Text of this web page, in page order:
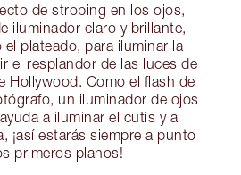
de strobing en los ojos,
iluminador claro y brillante,
el plateado, para iluminar la
el resplandor de las luces de
Hollywood. Como el flash de
un iluminador de ojos
a iluminar el cutis y a
¡así estarás siempre a punto
primeros planos!